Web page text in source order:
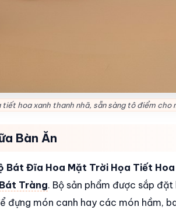
hoa xanh thanh nhã, sẵn sàng tô điểm cho
Bàn Ăn
Bát Đĩa Hoa Mặt Trời Họa Tiết Hoa
Tràng. Bộ sản phẩm được sắp
đựng món canh hay các món hầm,